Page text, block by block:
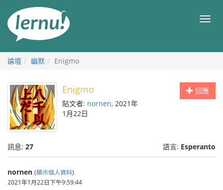
目
論壇 幽默 Enigmo
回應
Enigmo
貼文者: nornen, 2021年
1月22日
訊息: 27 語言: Esperanto
nornen (顯示個人資料)
2021年1月22日下午9:59:44